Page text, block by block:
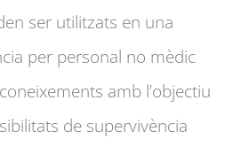
ser utilitzats en una
per personal no mèdic
amb l’objectiu
de supervivència